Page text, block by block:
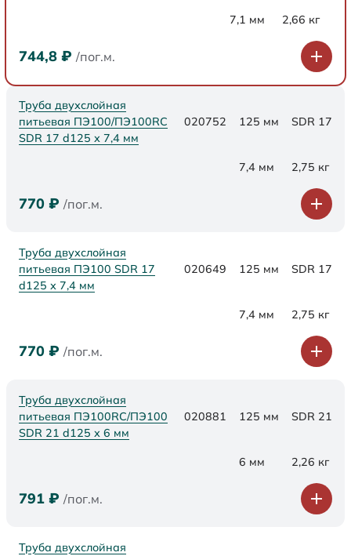
7,1 мм 2,66 кг
744,8 ₽ /пог.м.
Труба двухслойная
питьевая ПЭ100/ПЭ100RC
SDR 17 d125 х 7,4 мм
020752 125 мм SDR 17
7,4 мм 2,75 кг
770 ₽ /пог.м.
Труба двухслойная
питьевая ПЭ100 SDR 17
d125 х 7,4 мм
020649 125 мм SDR 17
7,4 мм 2,75 кг
770 ₽ /пог.м.
Труба двухслойная
питьевая ПЭ100RC/ПЭ100
SDR 21 d125 х 6 мм
020881 125 мм SDR 21
6 мм 2,26 кг
791 ₽ /пог.м.
Труба двухслойная